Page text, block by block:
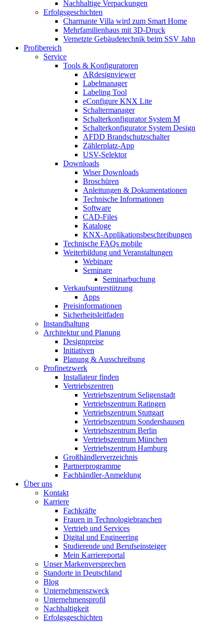
Nachhaltige Verpackungen
Erfolgsgeschichten
Charmante Villa wird zum Smart Home
Mehrfamilienhaus mit 3D-Druck
Vernetzte Gebäudetechnik beim SSV Jahn
Profibereich
Service
Tools & Konfiguratoren
ARdesignviewer
Labelmanager
Labeling Tool
eConfigure KNX Lite
Schaltermanager
Schalterkonfigurator System M
Schalterkonfigurator System Design
AFDD Brandschutzschalter
Zählerplatz-App
USV-Selektor
Downloads
Wiser Downloads
Broschüren
Anleitungen & Dokumentationen
Technische Informationen
Software
CAD-Files
Kataloge
KNX-Applikationsbeschreibungen
Technische FAQs mobile
Weiterbildung und Veranstaltungen
Webinare
Seminare
Seminarbuchung
Verkaufsunterstützung
Apps
Preisinformationen
Sicherheitsleitfaden
Instandhaltung
Architektur und Planung
Designpreise
Initiativen
Planung & Ausschreibung
Profinetzwerk
Installateur finden
Vertriebszentren
Vertriebszentrum Seligenstadt
Vertriebszentrum Ratingen
Vertriebszentrum Stuttgart
Vertriebszentrum Sondershausen
Vertriebszentrum Berlin
Vertriebszentrum München
Vertriebszentrum Hamburg
Großhändlerverzeichnis
Partnerprogramme
Fachhändler-Anmeldung
Über uns
Kontakt
Karriere
Fachkräfte
Frauen in Technologiebranchen
Vertrieb und Services
Digital und Engineering
Studierende und Berufseinsteiger
Mein Karriereportal
Unser Markenversprechen
Standorte in Deutschland
Blog
Unternehmenszweck
Unternehmensprofil
Nachhaltigkeit
Erfolgsgeschichten